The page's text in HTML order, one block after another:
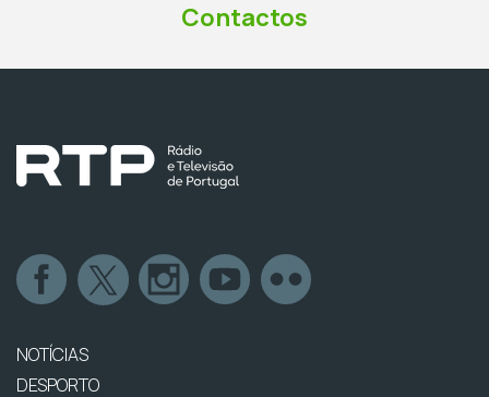
Contactos
NOTÍCIAS
DESPORTO